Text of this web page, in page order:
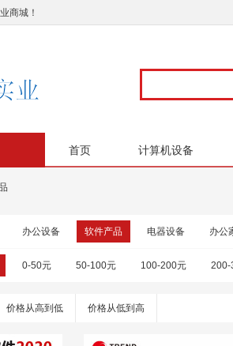
商城！
首页 计算机设备
办公设备 软件产品 电器设备 办公
0-50元 50-100元 100-200元 200-
价格从高到低 价格从低到高